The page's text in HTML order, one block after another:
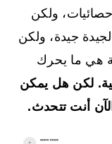
ولكن
جيدة، ولكن
هي ما يحرك
لكن هل يمكن
أنت تتحدث.